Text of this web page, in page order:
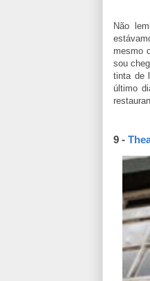
Não
mesmo
sou
tinta de
último
9 -